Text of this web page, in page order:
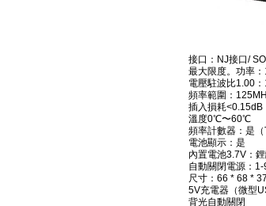
接口：NJ接口/
最大限度。功率
電壓駐波比1.00
頻率範圍：
插入損耗<0.15dB
溫度0℃〜60℃
頻率計數器：是（
電池顯示：是
內置電池3.7V：
自動關閉電源：1-
尺寸：66 * 68 * 37
5V充電器（微型
背光自動關閉